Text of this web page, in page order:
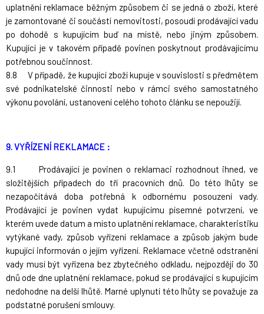
uplatnění reklamace běžným způsobem či se jedná o zboží, které
je zamontované či součástí nemovitosti, posoudí prodávající vadu
po dohodě s kupujícím buď na místě, nebo jiným způsobem.
Kupující je v takovém případě povinen poskytnout prodávajícímu
potřebnou součinnost.
8.8 V případě, že kupující zboží kupuje v souvislosti s předmětem
své podnikatelské činnosti nebo v rámci svého samostatného
výkonu povolání, ustanovení celého tohoto článku se nepoužijí.
9. VYŘÍZENÍ REKLAMACE :
9.1
Prodávající je povinen o reklamaci rozhodnout ihned, ve
složitějších případech do tří pracovních dnů. Do této lhůty se
nezapočítává doba potřebná k odbornému posouzení vady.
Prodávající je povinen vydat kupujícímu písemné potvrzení, ve
kterém uvede datum a místo uplatnění reklamace, charakteristiku
vytýkané vady, způsob vyřízení reklamace a způsob jakým bude
kupující informován o jejím vyřízení. Reklamace včetně odstranění
vady musí být vyřízena bez zbytečného odkladu, nejpozději do 30
dnů ode dne uplatnění reklamace, pokud se prodávající s kupujícím
nedohodne na delší lhůtě. Marné uplynutí této lhůty se považuje za
podstatné porušení smlouvy.